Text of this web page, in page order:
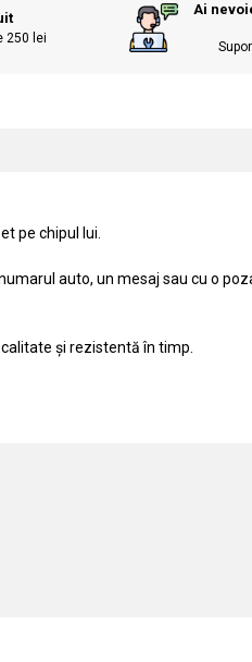
250 lei
Ai
pe chipul lui.
auto, un mesaj sau cu o
și rezistentă în timp.